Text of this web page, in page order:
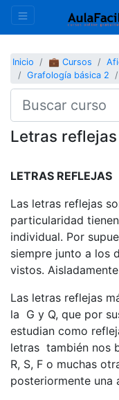
Inicio 💼 Cursos
Grafología básica 2
Letras reflejas
LETRAS REFLEJAS
Las letras reflejas
particularidad
individual. Por
siempre junto a los
vistos.
Las letras reflejas
la G y Q, que por
estudian como
letras también nos
R, S, F o muchas
posteriormente una